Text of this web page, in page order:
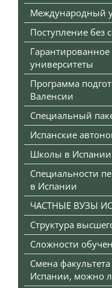
Международный
Поступление без
университеты
Программа
Валенсии
Специальный
Испанские
Школы в Испании
Специальности
в Испании
ЧАСТНЫЕ ВУЗЫ
Структура
Сложности
Смена
Испании, можно